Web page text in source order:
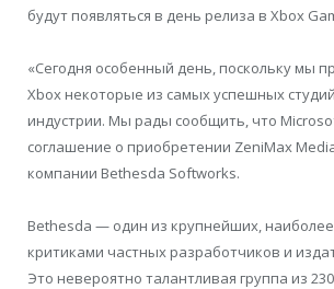
будут появляться в день релиза в Xbox
«Сегодня особенный день, поскольку мы
Xbox некоторые из самых успешных
индустрии. Мы рады сообщить, что
соглашение о приобретении ZeniMax
компании Bethesda Softworks.
Bethesda — один из крупнейших,
критиками частных разработчиков и
Это невероятно талантливая группа из